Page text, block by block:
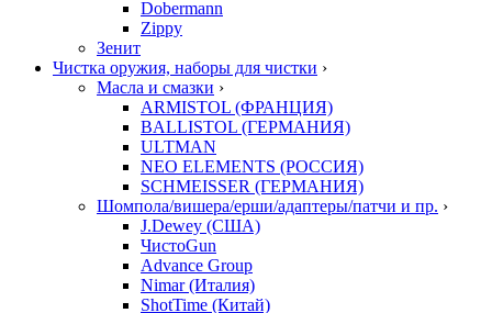
Dobermann
Zippy
Зенит
Чистка оружия, наборы для чистки ›
Масла и смазки ›
ARMISTOL (ФРАНЦИЯ)
BALLISTOL (ГЕРМАНИЯ)
ULTMAN
NEO ELEMENTS (РОССИЯ)
SCHMEISSER (ГЕРМАНИЯ)
Шомпола/вишера/ерши/адаптеры/патчи и пр. ›
J.Dewey (США)
ЧистоGun
Advance Group
Nimar (Италия)
ShotTime (Китай)